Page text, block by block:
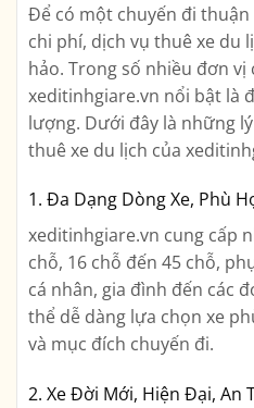
Để có một chuyến đi
chi phí, dịch vụ thuê xe du
hảo. Trong số nhiều đơn vị
xeditinhgiare.vn nổi bật là
lượng. Dưới đây là những
thuê xe du lịch của
1. Đa Dạng Dòng Xe, Phù
xeditinhgiare.vn cung cấp
chỗ, 16 chỗ đến 45 chỗ,
cá nhân, gia đình đến các
thể dễ dàng lựa chọn xe
và mục đích chuyến đi.
2. Xe Đời Mới, Hiện Đại, An